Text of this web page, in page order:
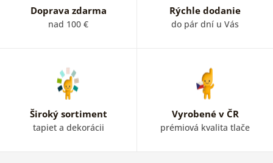
Doprava zdarma
nad 100 €
Rýchle dodanie
do pár dní u Vás
Široký sortiment
tapiet a dekorácii
Vyrobené v ČR
prémiová kvalita tlače